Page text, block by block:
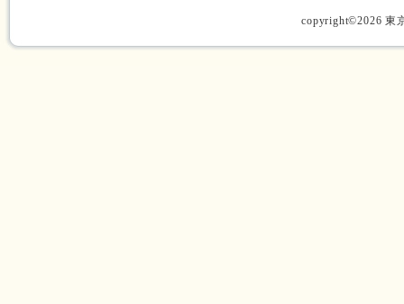
copyright©2026 東